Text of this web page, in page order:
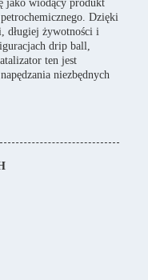
jako wiodący produkt
Dzięki
długiej żywotności i
drip ball,
ten jest
niezbędnych